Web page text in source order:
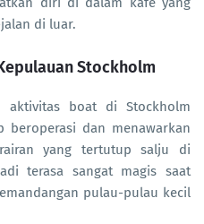
di luar.
Stockholm
aktivitas boat di Stockholm
beroperasi dan menawarkan
yang tertutup salju di
terasa sangat magis saat
pulau-pulau kecil